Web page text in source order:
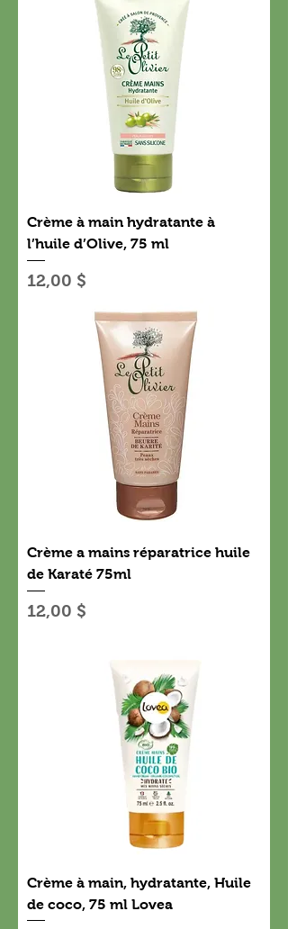
Crème à main hydratante à
l’huile d’Olive, 75 ml
Prix
12,00 $
Crème a mains réparatrice huile
de Karaté 75ml
Prix
12,00 $
Crème à main, hydratante, Huile
de coco, 75 ml Lovea